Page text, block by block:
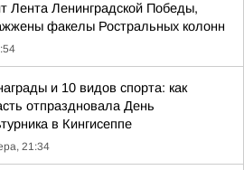
Лента Ленинградской Победы,
факелы Ростральных колонн
и 10 видов спорта: как
отпраздновала День
в Кингисеппе
21:34